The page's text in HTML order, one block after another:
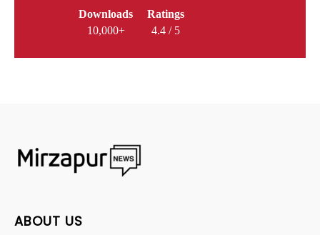
Downloads
10,000+
Ratings
4.4 / 5
ABOUT US